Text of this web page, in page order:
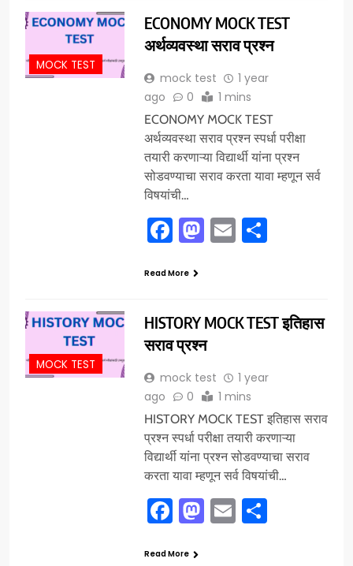
MOCK TEST
ECONOMY MOCK TEST
अर्थव्यवस्था सराव प्रश्न
mock test
1 year
ago
0 1 mins
ECONOMY MOCK TEST
अर्थव्यवस्था सराव प्रश्न स्पर्धा परीक्षा
तयारी करणाऱ्या विद्यार्थी यांना प्रश्न
सोडवण्याचा सराव करता यावा म्हणून सर्व
विषयांची…
Facebook
Mastodon
EmailShare
Read More
MOCK TEST
HISTORY MOCK TEST इतिहास
सराव प्रश्न
mock test
1 year
ago
0 1 mins
HISTORY MOCK TEST इतिहास सराव
प्रश्न स्पर्धा परीक्षा तयारी करणाऱ्या
विद्यार्थी यांना प्रश्न सोडवण्याचा सराव
करता यावा म्हणून सर्व विषयांची…
Facebook
Mastodon
EmailShare
Read More